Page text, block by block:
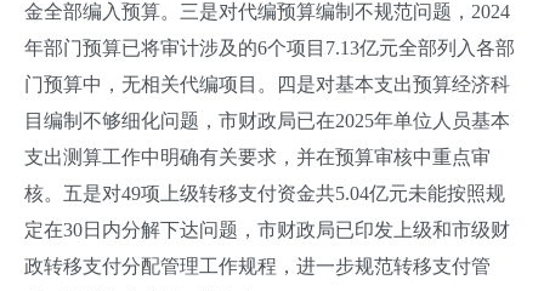
金全部编入预算。三是对代编预算编制不规范问题，2024
年部门预算已将审计涉及的6个项目7.13亿元全部列入各部
门预算中，无相关代编项目。四是对基本支出预算经济科
目编制不够细化问题，市财政局已在2025年单位人员基本
支出测算工作中明确有关要求，并在预算审核中重点审
核。五是对49项上级转移支付资金共5.04亿元未能按照规
定在30日内分解下达问题，市财政局已印发上级和市级财
政转移支付分配管理工作规程，进一步规范转移支付管